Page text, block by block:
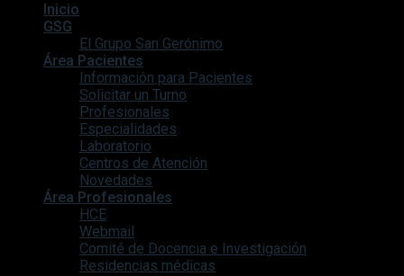
Inicio
GSG
El Grupo San Gerónimo
Área Pacientes
Información para Pacientes
Solicitar un Turno
Profesionales
Especialidades
Laboratorio
Centros de Atención
Novedades
Área Profesionales
HCE
Webmail
Comité de Docencia e Investigación
Residencias médicas